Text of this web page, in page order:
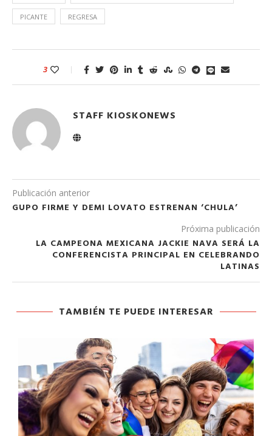
PICANTE REGRESA
3
STAFF KIOSKONEWS
Publicación anterior
GUPO FIRME Y DEMI LOVATO ESTRENAN ‘CHULA’
Próxima publicación
LA CAMPEONA MEXICANA JACKIE NAVA SERÁ LA
CONFERENCISTA PRINCIPAL EN CELEBRANDO
LATINAS
TAMBIÉN TE PUEDE INTERESAR